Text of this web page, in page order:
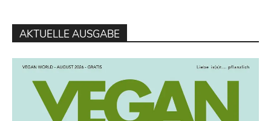
AKTUELLE AUSGABE